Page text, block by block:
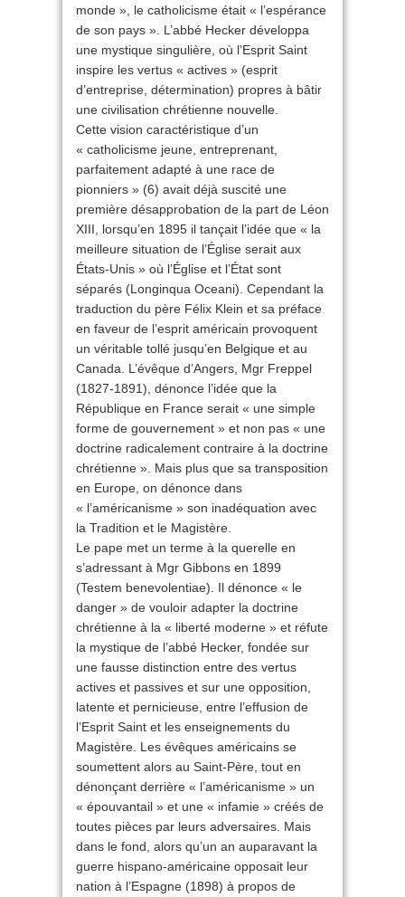
monde », le catholicisme était « l’espérance
de son pays ». L’abbé Hecker développa
une mystique singulière, où l’Esprit Saint
inspire les vertus « actives » (esprit
d’entreprise, détermination) propres à bâtir
une civilisation chrétienne nouvelle.
Cette vision caractéristique d’un
« catholicisme jeune, entreprenant,
parfaitement adapté à une race de
pionniers » (6) avait déjà suscité une
première désapprobation de la part de Léon
XIII, lorsqu’en 1895 il tançait l’idée que « la
meilleure situation de l’Église serait aux
États-Unis » où l’Église et l’État sont
séparés (Longinqua Oceani). Cependant la
traduction du père Félix Klein et sa préface
en faveur de l’esprit américain provoquent
un véritable tollé jusqu’en Belgique et au
Canada. L’évêque d’Angers, Mgr Freppel
(1827-1891), dénonce l’idée que la
République en France serait « une simple
forme de gouvernement » et non pas « une
doctrine radicalement contraire à la doctrine
chrétienne ». Mais plus que sa transposition
en Europe, on dénonce dans
« l’américanisme » son inadéquation avec
la Tradition et le Magistère.
Le pape met un terme à la querelle en
s’adressant à Mgr Gibbons en 1899
(Testem benevolentiae). Il dénonce « le
danger » de vouloir adapter la doctrine
chrétienne à la « liberté moderne » et réfute
la mystique de l’abbé Hecker, fondée sur
une fausse distinction entre des vertus
actives et passives et sur une opposition,
latente et pernicieuse, entre l’effusion de
l’Esprit Saint et les enseignements du
Magistère. Les évêques américains se
soumettent alors au Saint-Père, tout en
dénonçant derrière « l’américanisme » un
« épouvantail » et une « infamie » créés de
toutes pièces par leurs adversaires. Mais
dans le fond, alors qu’un an auparavant la
guerre hispano-américaine opposait leur
nation à l’Espagne (1898) à propos de